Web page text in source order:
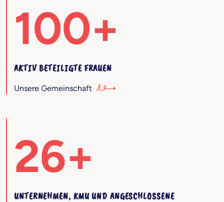
100+
AKTIV BETEILIGTE FRAUEN
Unsere Gemeinschaft
26+
UNTERNEHMEN, KMU UND ANGESCHLOSSENE